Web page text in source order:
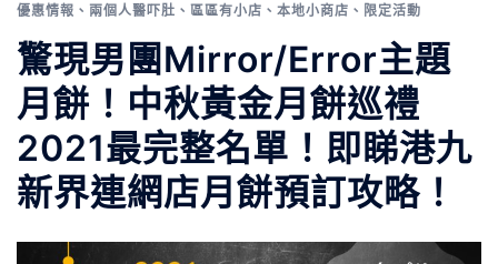
優惠情報 、 兩個人醫吓肚 、 區區有小店 、 本地小商店 、 限定活動
驚現男團Mirror/Error主題
月餅！中秋黃金月餅巡禮
2021最完整名單！即睇港九
新界連網店月餅預訂攻略！